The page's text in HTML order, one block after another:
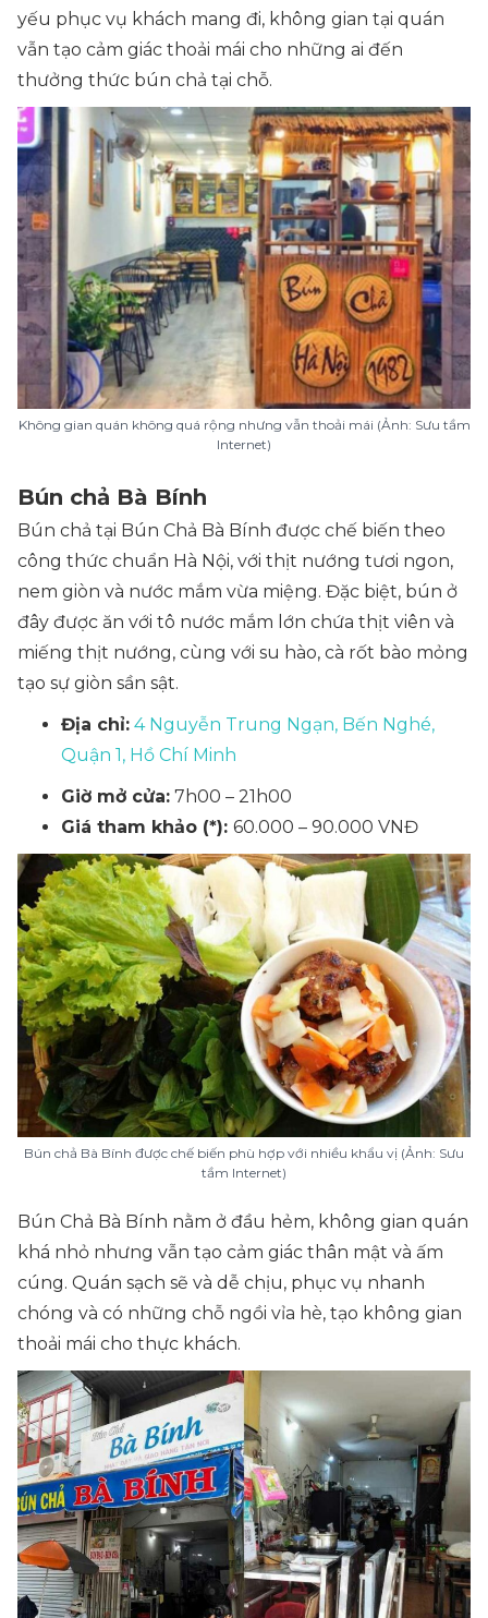
yếu phục vụ khách mang đi, không gian tại quán
vẫn tạo cảm giác thoải mái cho những ai đến
thưởng thức bún chả tại chỗ.
Không gian quán không quá rộng nhưng vẫn thoải mái (Ảnh: Sưu tầm
Internet)
Bún chả Bà Bính
Bún chả tại Bún Chả Bà Bính được chế biến theo
công thức chuẩn Hà Nội, với thịt nướng tươi ngon,
nem giòn và nước mắm vừa miệng. Đặc biệt, bún ở
đây được ăn với tô nước mắm lớn chứa thịt viên và
miếng thịt nướng, cùng với su hào, cà rốt bào mỏng
tạo sự giòn sần sật.
Địa chỉ: 4 Nguyễn Trung Ngạn, Bến Nghé,
Quận 1, Hồ Chí Minh
Giờ mở cửa: 7h00 – 21h00
Giá tham khảo (*): 60.000 – 90.000 VNĐ
Bún chả Bà Bính được chế biến phù hợp với nhiều khẩu vị (Ảnh: Sưu
tầm Internet)
Bún Chả Bà Bính nằm ở đầu hẻm, không gian quán
khá nhỏ nhưng vẫn tạo cảm giác thân mật và ấm
cúng. Quán sạch sẽ và dễ chịu, phục vụ nhanh
chóng và có những chỗ ngồi vỉa hè, tạo không gian
thoải mái cho thực khách.